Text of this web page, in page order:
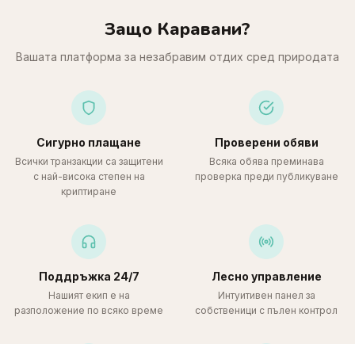
Защо Каравани?
Вашата платформа за незабравим отдих сред природата
Сигурно плащане
Всички транзакции са защитени
с най-висока степен на
криптиране
Проверени обяви
Всяка обява преминава
проверка преди публикуване
Поддръжка 24/7
Нашият екип е на
разположение по всяко време
Лесно управление
Интуитивен панел за
собственици с пълен контрол